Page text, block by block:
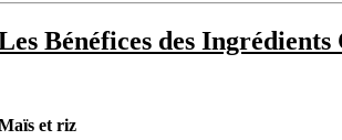
Bénéfices des Ingrédients
et riz